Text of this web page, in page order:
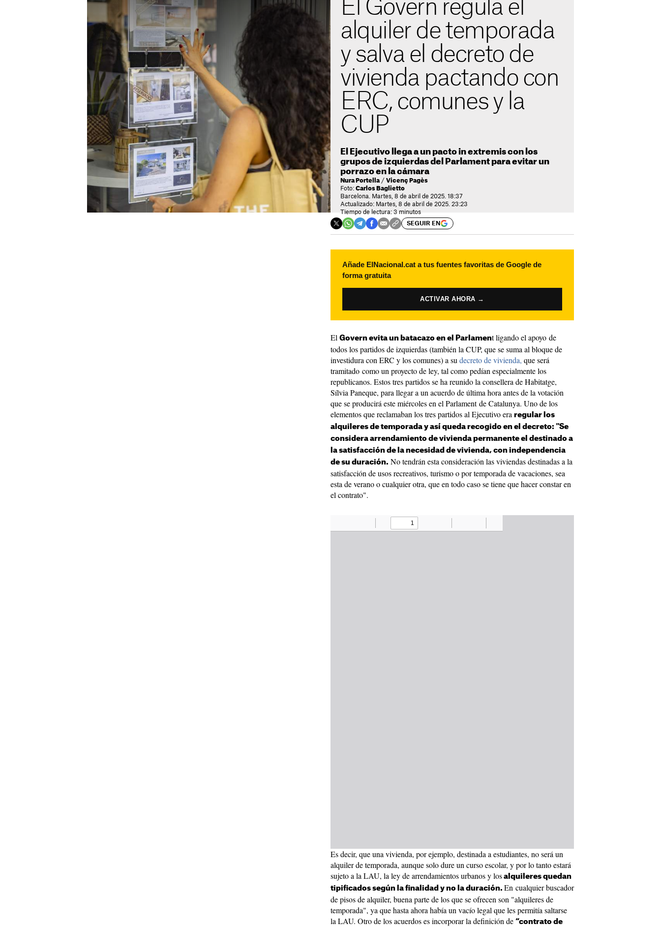
El Govern regula el
alquiler de temporada
y salva el decreto de
vivienda pactando con
ERC, comunes y la
CUP
El Ejecutivo llega a un pacto in extremis con los
grupos de izquierdas del Parlament para evitar un
porrazo en la cámara
Nura Portella / Vicenç Pagès
Foto: Carlos Baglietto
Barcelona. Martes, 8 de abril de 2025. 18:37
Actualizado: Martes, 8 de abril de 2025. 23:23
Tiempo de lectura: 3 minutos
SEGUIR EN
Añade ElNacional.cat a tus fuentes favoritas de Google de
forma gratuita
ACTIVAR AHORA →
El Govern evita un batacazo en el Parlament ligando el apoyo de
todos los partidos de izquierdas (también la CUP, que se suma al bloque de
investidura con ERC y los comunes) a su decreto de vivienda, que será
tramitado como un proyecto de ley, tal como pedían especialmente los
republicanos. Estos tres partidos se ha reunido la consellera de Habitatge,
Sílvia Paneque, para llegar a un acuerdo de última hora antes de la votación
que se producirá este miércoles en el Parlament de Catalunya. Uno de los
elementos que reclamaban los tres partidos al Ejecutivo era regular los
alquileres de temporada y así queda recogido en el decreto: "Se
considera arrendamiento de vivienda permanente el destinado a
la satisfacción de la necesidad de vivienda, con independencia
de su duración. No tendrán esta consideración las viviendas destinadas a la
satisfacción de usos recreativos, turismo o por temporada de vacaciones, sea
esta de verano o cualquier otra, que en todo caso se tiene que hacer constar en
el contrato".
Es decir, que una vivienda, por ejemplo, destinada a estudiantes, no será un
alquiler de temporada, aunque solo dure un curso escolar, y por lo tanto estará
sujeto a la LAU, la ley de arrendamientos urbanos y los alquileres quedan
tipificados según la finalidad y no la duración. En cualquier buscador
de pisos de alquiler, buena parte de los que se ofrecen son "alquileres de
temporada", ya que hasta ahora había un vacío legal que les permitía saltarse
la LAU. Otro de los acuerdos es incorporar la definición de “contrato de